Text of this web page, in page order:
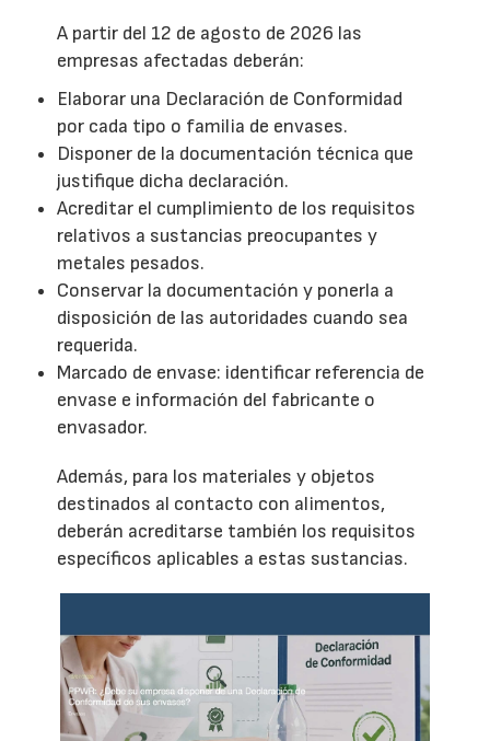
A partir del 12 de agosto de 2026 las
empresas afectadas deberán:
Elaborar una Declaración de Conformidad
por cada tipo o familia de envases.
Disponer de la documentación técnica que
justifique dicha declaración.
Acreditar el cumplimiento de los requisitos
relativos a sustancias preocupantes y
metales pesados.
Conservar la documentación y ponerla a
disposición de las autoridades cuando sea
requerida.
Marcado de envase: identificar referencia de
envase e información del fabricante o
envasador.
Además, para los materiales y objetos
destinados al contacto con alimentos,
deberán acreditarse también los requisitos
específicos aplicables a estas sustancias.